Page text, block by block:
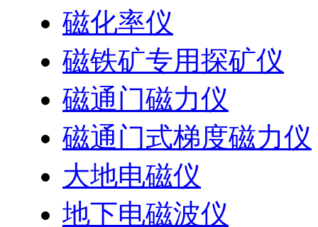
磁化率仪
磁铁矿专用探矿仪
磁通门磁力仪
磁通门式梯度磁力仪
大地电磁仪
地下电磁波仪